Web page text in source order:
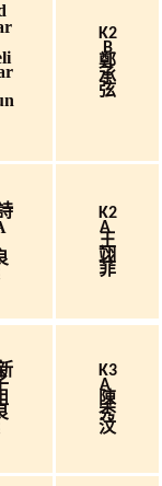
K2
B
鄭
承
弦
K2
A
王
翊
菲
K3
A
陳
秀
汶